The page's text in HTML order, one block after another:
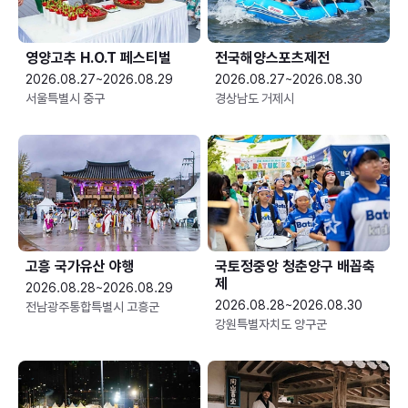
영양고추 H.O.T 페스티벌
2026.08.27~2026.08.29
서울특별시 중구
전국해양스포츠제전
2026.08.27~2026.08.30
경상남도 거제시
고흥 국가유산 야행
2026.08.28~2026.08.29
전남광주통합특별시 고흥군
국토정중앙 청춘양구 배꼽축
제
2026.08.28~2026.08.30
강원특별자치도 양구군